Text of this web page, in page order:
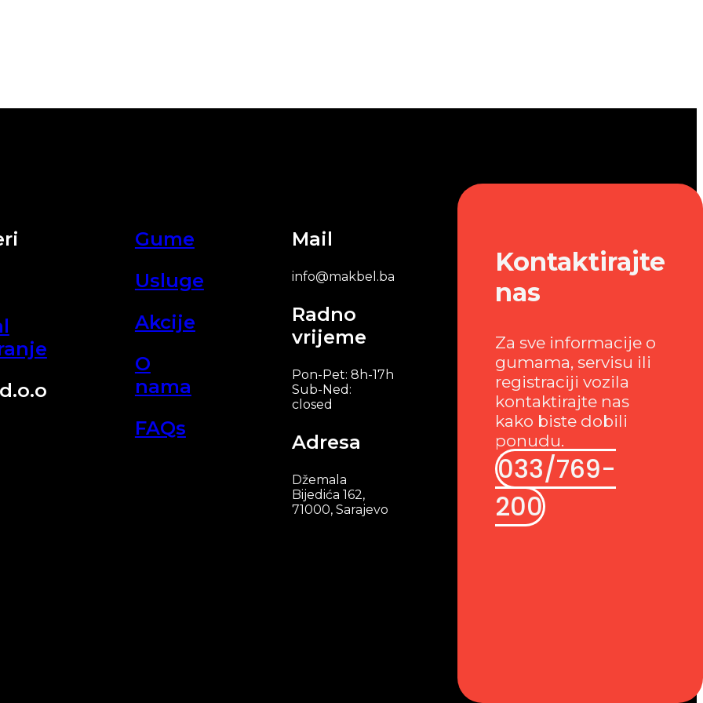
Gume
Usluge
Akcije
O
nama
FAQs
Mail
info@makbel.ba
Radno
vrijeme
Pon-Pet: 8h-17h
Sub-Ned:
closed
Adresa
Džemala
Bijedića 162,
71000, Sarajevo
Kontaktirajte
nas
Za sve informacije o
gumama, servisu ili
registraciji vozila
kontaktirajte nas
kako biste dobili
ponudu.
033/769-
200